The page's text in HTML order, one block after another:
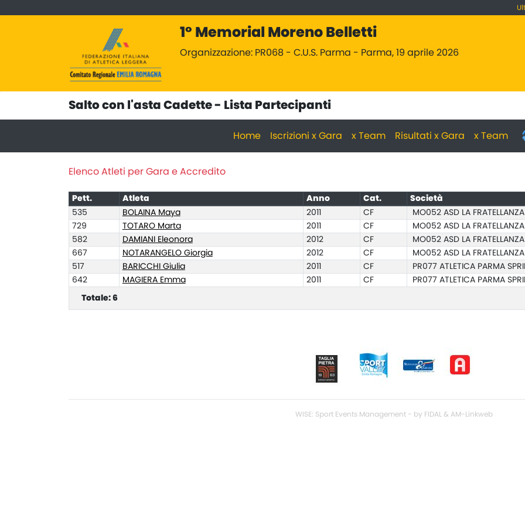
1° Memorial Moreno Belletti
Organizzazione: PR068 - C.U.S. Parma - Parma, 19 aprile 2026
Salto con l'asta Cadette - Lista Partecipanti
Home Iscrizioni x Gara x Team Risultati x Gara x Team
Elenco Atleti per Gara e Accredito
Pett. Atleta Anno Cat. Società
535
BOLAINA Maya 2011 CF MO052 ASD LA
729
TOTARO Marta 2011 CF MO052 ASD LA
582
DAMIANI Eleonora 2012 CF MO052 ASD LA
667
NOTARANGELO Giorgia 2012 CF MO052 ASD LA
517
BARICCHI Giulia 2011 CF PR077 ATLETICA PARMA
642
MAGIERA Emma 2011 CF PR077 ATLETICA PARMA
Totale: 6
WISE: Sport Events Management - by FIDAL & AM-Linkweb